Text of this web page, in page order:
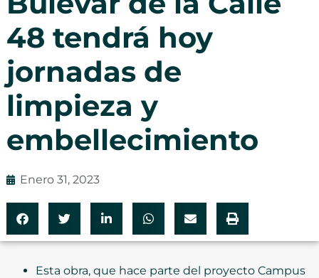
48 tendrá hoy
jornadas de
limpieza y
embellecimiento
Enero 31, 2023
Esta obra, que hace parte del proyecto Campus